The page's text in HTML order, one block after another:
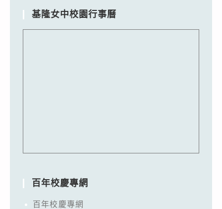
基隆女中校園行事曆
百年校慶專網
百年校慶專網